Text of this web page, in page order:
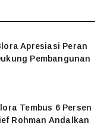
Apresiasi Peran
Pembangunan
Tembus 6 Persen
Rohman Andalkan